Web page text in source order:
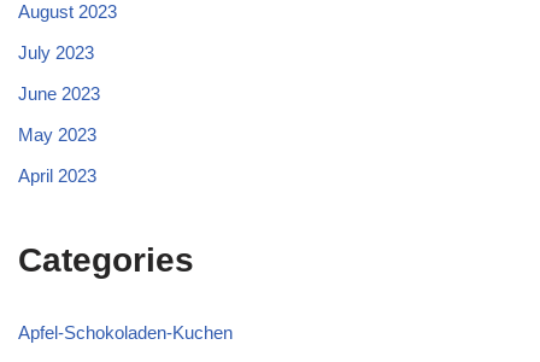
August 2023
July 2023
June 2023
May 2023
April 2023
Categories
Apfel-Schokoladen-Kuchen